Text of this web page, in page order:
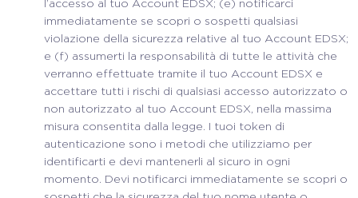
l’accesso al tuo Account EDSX; (e) notificarci
immediatamente se scopri o sospetti qualsiasi
violazione della sicurezza relative al tuo Account EDSX;
e (f) assumerti la responsabilità di tutte le attività che
verranno effettuate tramite il tuo Account EDSX e
accettare tutti i rischi di qualsiasi accesso autorizzato o
non autorizzato al tuo Account EDSX, nella massima
misura consentita dalla legge. I tuoi token di
autenticazione sono i metodi che utilizziamo per
identificarti e devi mantenerli al sicuro in ogni
momento. Devi notificarci immediatamente se scopri o